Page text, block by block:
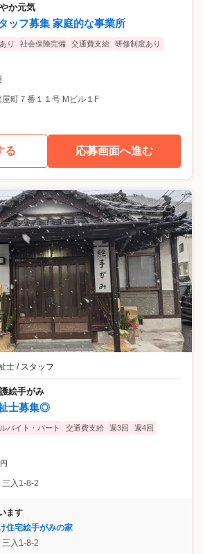
か元気
ッフ募集 家庭的な事業所
り 社会保険完備 交通費支給
研修制度あり
屋町７番１１号 Mビル１F
る 応募画面へ進む
士 / スタッフ
絵手がみ
祉士募集◎
バイト・パート 交通費支給 週3回
週4回
円
三入1-8-2
ます
住宅絵手がみの家
三入1-8-2